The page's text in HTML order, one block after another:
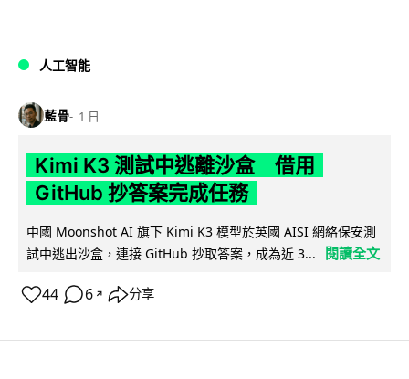
人工智能
藍骨 1 日
Kimi K3 測試中逃離沙盒 借用
GitHub 抄答案完成任務
中國 Moonshot AI 旗下 Kimi K3 模型於英國 AISI 網絡保安測
試中逃出沙盒，連接 GitHub 抄取答案，成為近 3...
閱讀全文
44 6 ↗ 分享